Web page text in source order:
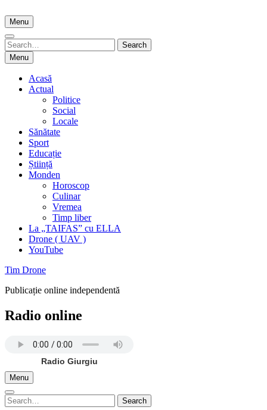
to
content
Menu
Search
for:
Search
Menu
Acasă
Actual
Politice
Social
Locale
Sănătate
Sport
Educație
Știință
Monden
Horoscop
Culinar
Vremea
Timp liber
La „TAIFAS” cu ELLA
Drone ( UAV )
YouTube
Tim Drone
Publicație online independentă
Radio online
Radio Giurgiu
Menu
Search
for:
Search